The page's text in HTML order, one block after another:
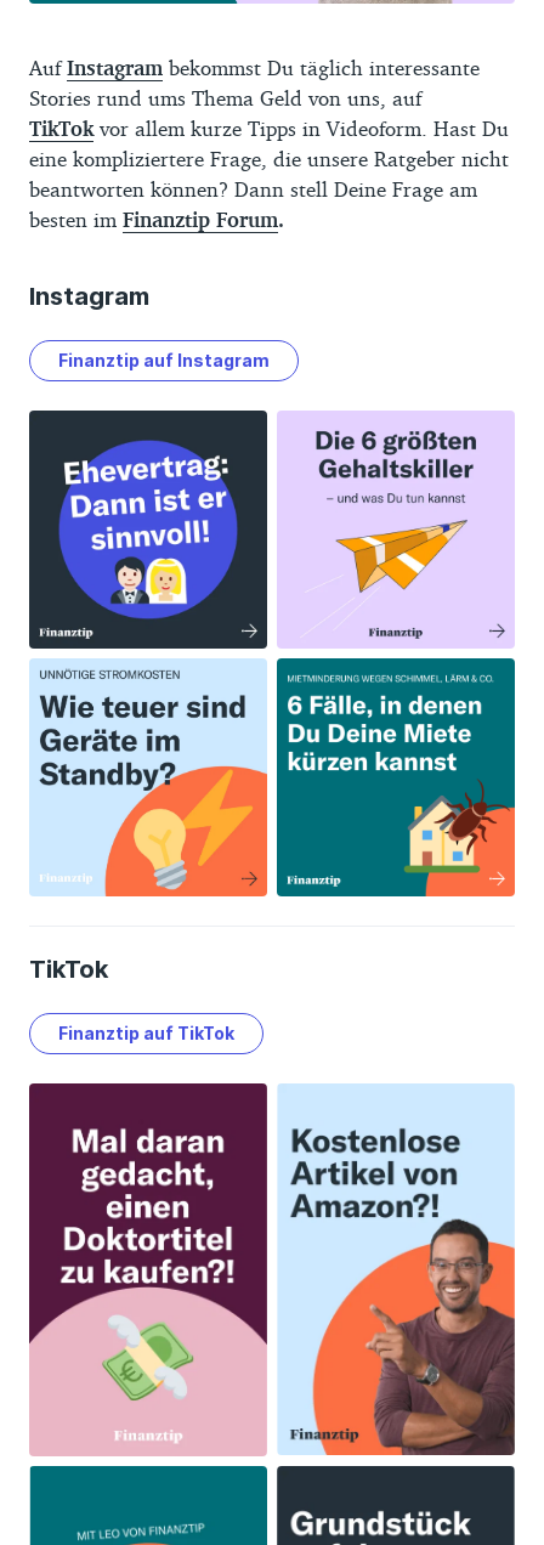
AufInstagram bekommst Du täglich interessante
Stories rund ums Thema Geld von uns, auf
TikTokvor allem kurze Tipps in Videoform. Hast Du
eine kompliziertere Frage, die unsere Ratgeber nicht
beantworten können? Dann stell Deine Frage am
besten im Finanztip Forum.
Instagram
Finanztip auf Instagram
TikTok
Finanztip auf TikTok